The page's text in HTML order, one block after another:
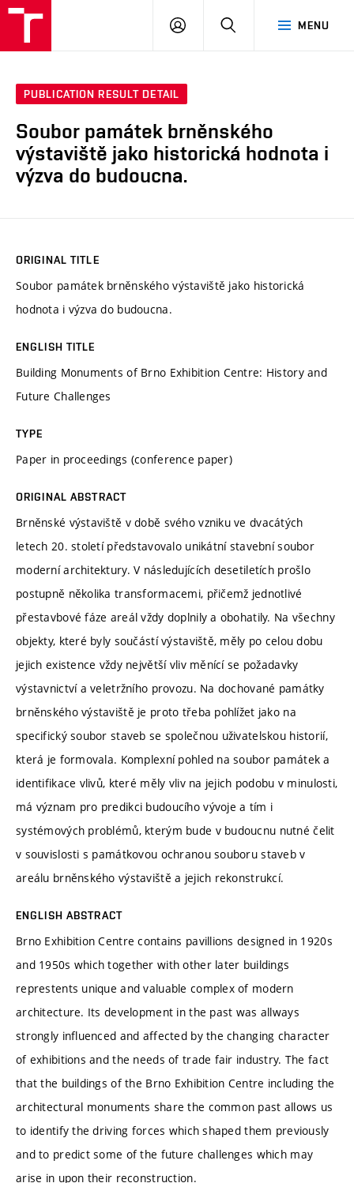
MENU
LOG
SEARCH
PUBLICATION RESULT DETAIL
Soubor památek brněnského
výstaviště jako historická hodnota i
výzva do budoucna.
ORIGINAL TITLE
Soubor památek brněnského výstaviště jako historická
hodnota i výzva do budoucna.
ENGLISH TITLE
Building Monuments of Brno Exhibition Centre: History and
Future Challenges
TYPE
Paper in proceedings (conference paper)
ORIGINAL ABSTRACT
Brněnské výstaviště v době svého vzniku ve dvacátých
letech 20. století představovalo unikátní stavební soubor
moderní architektury. V následujících desetiletích prošlo
postupně několika transformacemi, přičemž jednotlivé
přestavbové fáze areál vždy doplnily a obohatily. Na všechny
objekty, které byly součástí výstaviště, měly po celou dobu
jejich existence vždy největší vliv měnící se požadavky
výstavnictví a veletržního provozu. Na dochované památky
brněnského výstaviště je proto třeba pohlížet jako na
specifický soubor staveb se společnou uživatelskou historií,
která je formovala. Komplexní pohled na soubor památek a
identifikace vlivů, které měly vliv na jejich podobu v minulosti,
má význam pro predikci budoucího vývoje a tím i
systémových problémů, kterým bude v budoucnu nutné čelit
v souvislosti s památkovou ochranou souboru staveb v
areálu brněnského výstaviště a jejich rekonstrukcí.
ENGLISH ABSTRACT
Brno Exhibition Centre contains pavillions designed in 1920s
and 1950s which together with other later buildings
represtents unique and valuable complex of modern
architecture. Its development in the past was allways
strongly influenced and affected by the changing character
of exhibitions and the needs of trade fair industry. The fact
that the buildings of the Brno Exhibition Centre including the
architectural monuments share the common past allows us
to identify the driving forces which shaped them previously
and to predict some of the future challenges which may
arise in upon their reconstruction.